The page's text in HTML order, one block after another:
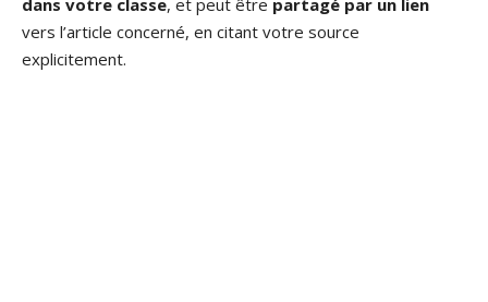
dans votre classe, et peut être partagé par un lien
vers l’article concerné, en citant votre source
explicitement.